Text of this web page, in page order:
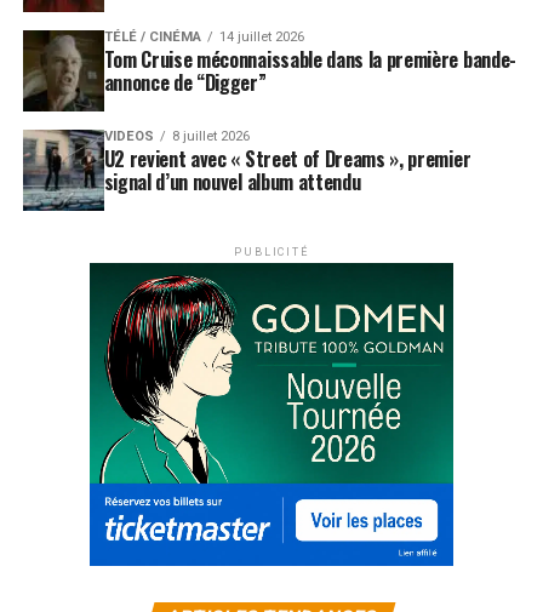
TÉLÉ / CINÉMA 14 juillet 2026
Tom Cruise méconnaissable dans la première bande-
annonce de “Digger”
VIDEOS 8 juillet 2026
U2 revient avec « Street of Dreams », premier
signal d’un nouvel album attendu
PUBLICITÉ